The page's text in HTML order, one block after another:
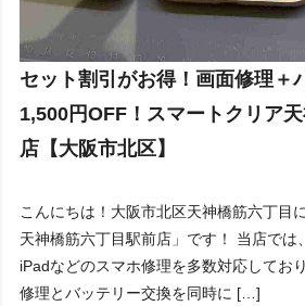
セット割引がお得！画面修理＋
1,500円OFF！スマートクリア
店【大阪市北区】
こんにちは！大阪市北区天神橋筋六丁目
天神橋筋六丁目駅前店」です！ 当店では
iPadなどのスマホ修理を多数対応してお
修理とバッテリー交換を同時に […]